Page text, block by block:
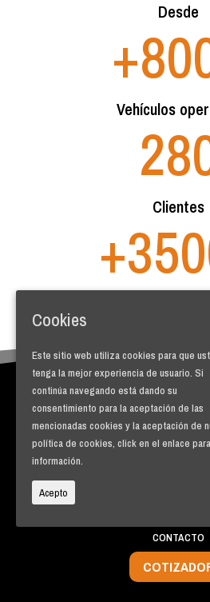
Desde
Vehículos
Clientes
CONTACTO
Cookies
Este sitio web utiliza cookies para que
tenga la mejor experiencia de usuario. Si
continúa navegando está dando su
consentimiento para la aceptación de las
mencionadas cookies y la aceptación de
política de cookies, click en el enlace
información.
Acepto